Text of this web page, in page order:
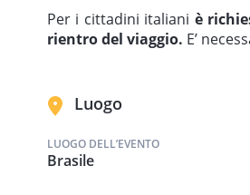
Per i cittadini italiani è
rientro del viaggio. E’
Luogo
LUOGO DELL’EVENTO
Brasile